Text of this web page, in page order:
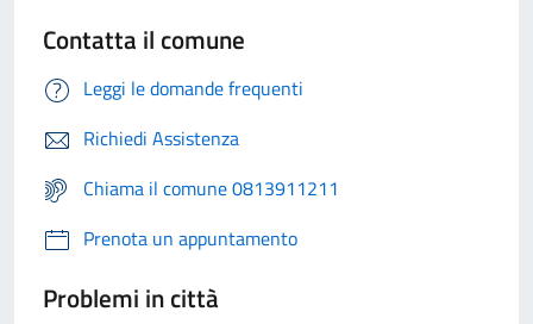
Contatta il comune
Leggi le domande frequenti
Richiedi Assistenza
Chiama il comune 0813911211
Prenota un appuntamento
Problemi in città